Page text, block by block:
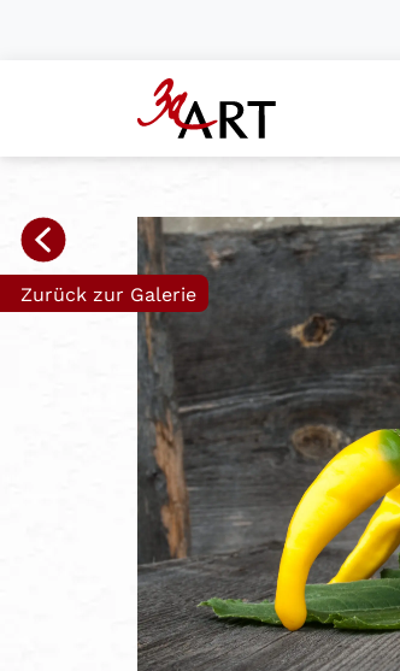
Zurück zur Galerie